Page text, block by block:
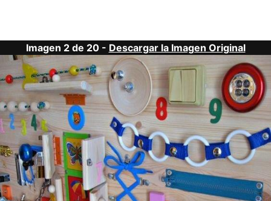
Imagen 2 de 20 - Descargar la Imagen Original